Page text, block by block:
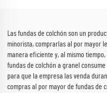
Las fundas de colchón son un
minorista, comprarlas al por mayor
manera eficiente y, al mismo
fundas de colchón a granel
para que la empresa las venda
compras al por mayor de fundas de